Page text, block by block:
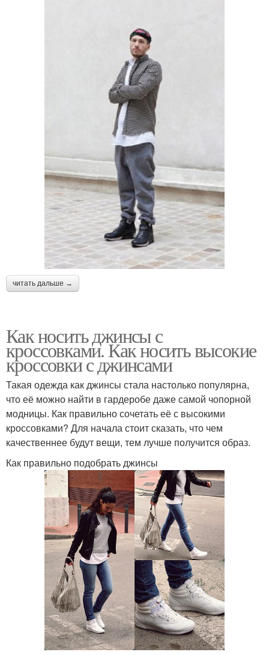
читать дальше →
Как носить джинсы с
кроссовками. Как носить высокие
кроссовки с джинсами
Такая одежда как джинсы стала настолько популярна,
что её можно найти в гардеробе даже самой чопорной
модницы. Как правильно сочетать её с высокими
кроссовками? Для начала стоит сказать, что чем
качественнее будут вещи, тем лучше получится образ.
Как правильно подобрать джинсы